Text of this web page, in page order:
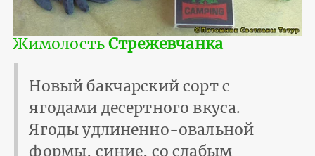
ЖимолостьСтрежевчанка
Новый бакчарский сорт с
ягодами десертного вкуса.
Ягоды удлиненно-овальной
формы, синие, со слабым